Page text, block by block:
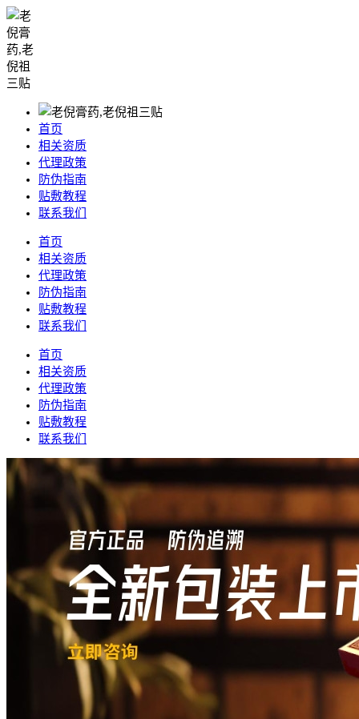
首页
相关资质
代理政策
防伪指南
贴敷教程
联系我们
首页
相关资质
代理政策
防伪指南
贴敷教程
联系我们
首页
相关资质
代理政策
防伪指南
贴敷教程
联系我们